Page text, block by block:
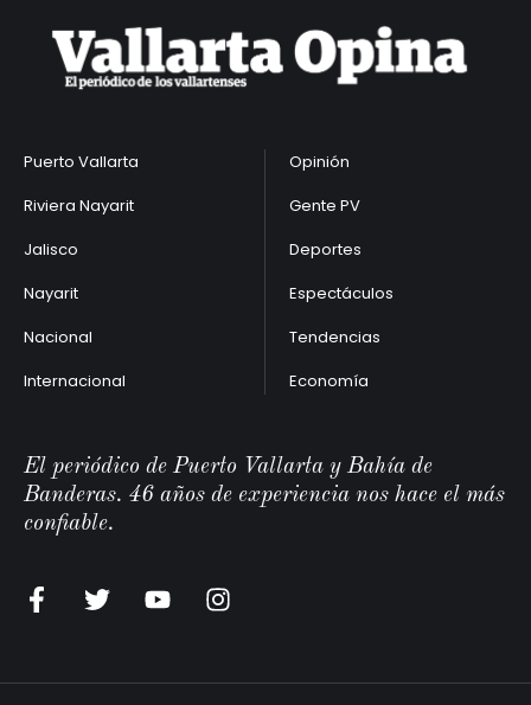
Puerto Vallarta
Riviera Nayarit
Jalisco
Nayarit
Nacional
Internacional
Opinión
Gente PV
Deportes
Espectáculos
Tendencias
Economía
El periódico de Puerto Vallarta y Bahía de
Banderas. 46 años de experiencia nos hace el más
confiable.